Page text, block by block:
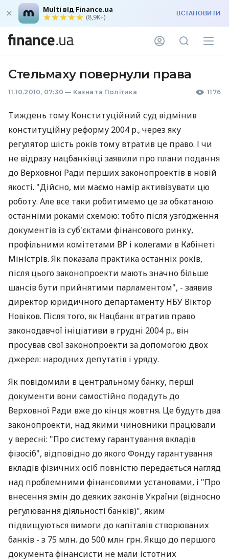
Multi від Finance.ua
(8,9K+) ВСТАНОВИТИ
Стельмаху повернули права
11.10.2010, 07:30 — Казна та Політика 1176
Тиждень тому Конституційний суд відмінив
конституційну реформу 2004 р., через яку
регулятор шість років тому втратив це право. І чи
не відразу нацбанківці заявили про плани подання
до Верховної Ради перших законопроектів в новій
якості. "Дійсно, ми маємо намір активізувати цю
роботу. Але все таки робитимемо це за обкатаною
останніми роками схемою: тобто після узгодження
документів із суб'єктами фінансового ринку,
профільними комітетами ВР і колегами в Кабінеті
Міністрів. Як показала практика останніх років,
після цього законопроекти мають значно більше
шансів бути прийнятими парламентом", - заявив
директор юридичного департаменту НБУ Віктор
Новіков. Після того, як Нацбанк втратив право
законодавчої ініціативи в грудні 2004 р., він
просував свої законопроекти за допомогою двох
джерел: народних депутатів і уряду.
Як повідомили в центральному банку, перші
документи вони самостійно подадуть до
Верховної Ради вже до кінця жовтня. Це будуть два
законопроекти, над якими чиновники працювали
у вересні: "Про систему гарантування вкладів
фізосіб", відповідно до якого Фонду гарантування
вкладів фізичних осіб повністю передається нагляд
над проблемними фінансовими установами, і "Про
внесення змін до деяких законів України (відносно
регулювання діяльності банків)", яким
підвищуються вимоги до капіталів створюваних
банків - з 75 млн. до 500 млн грн. Якщо до першого
документа фінансисти не мали істотних